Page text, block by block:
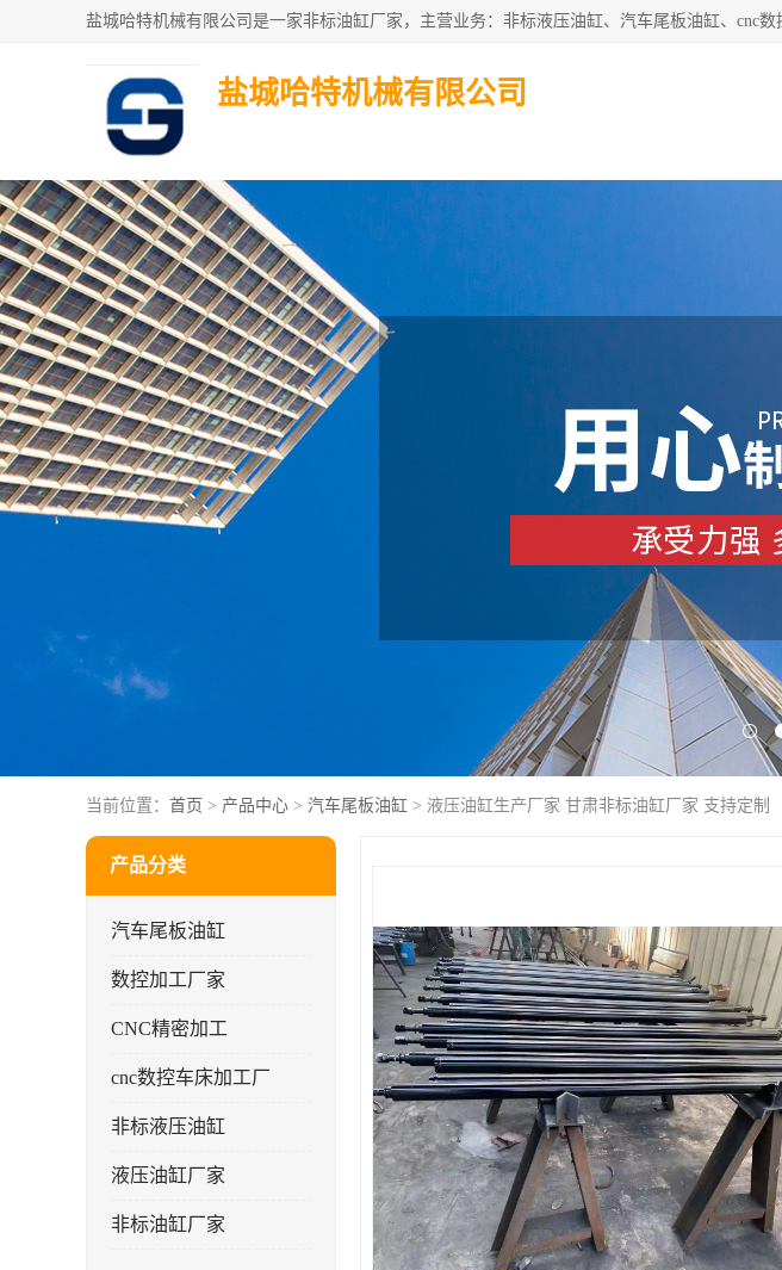
盐城哈特机械有限公司
当前位置： 首页 > 产品中心 > 汽车尾板油缸 > 液压油缸生产厂家 甘肃非标油缸厂家 支持定制
产品分类
汽车尾板油缸
数控加工厂家
CNC精密加工
cnc数控车床加工厂
非标液压油缸
液压油缸厂家
非标油缸厂家